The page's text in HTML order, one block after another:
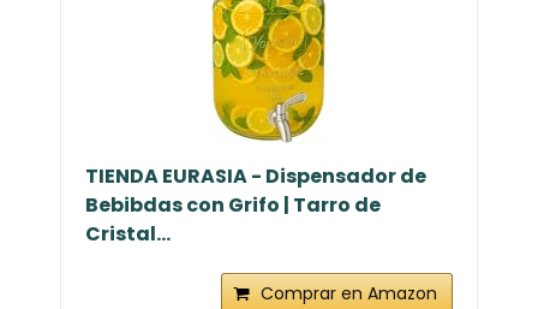
TIENDA EURASIA - Dispensador de
Bebibdas con Grifo | Tarro de
Cristal...
Comprar en Amazon